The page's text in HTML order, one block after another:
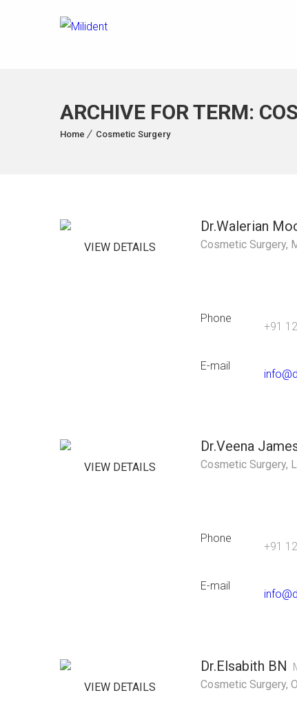
ARCHIVE FOR TERM:
Home Cosmetic Surgery
VIEW DETAILS
Dr.Walerian
Cosmetic Surgery,
Phone
+91
E-mail
VIEW DETAILS
Dr.Veena
Cosmetic Surgery,
Phone
+91
E-mail
VIEW DETAILS
Dr.Elsabith BN
Cosmetic Surgery,